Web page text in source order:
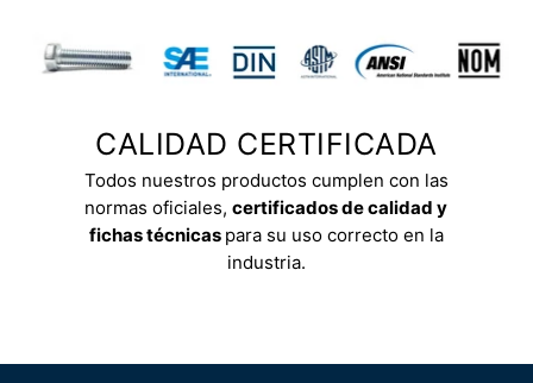
CALIDAD CERTIFICADA
Todos nuestros productos cumplen con las
normas oficiales,certificados de calidad y
fichas técnicas para su uso correcto en la
industria.